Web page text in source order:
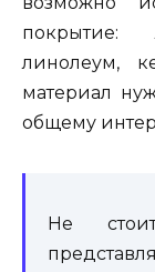
покрытие:
линолеум,
материал
общему
Не